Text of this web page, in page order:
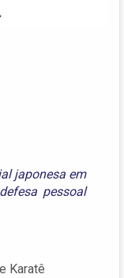
japonesa em
defesa pessoal
Karatê